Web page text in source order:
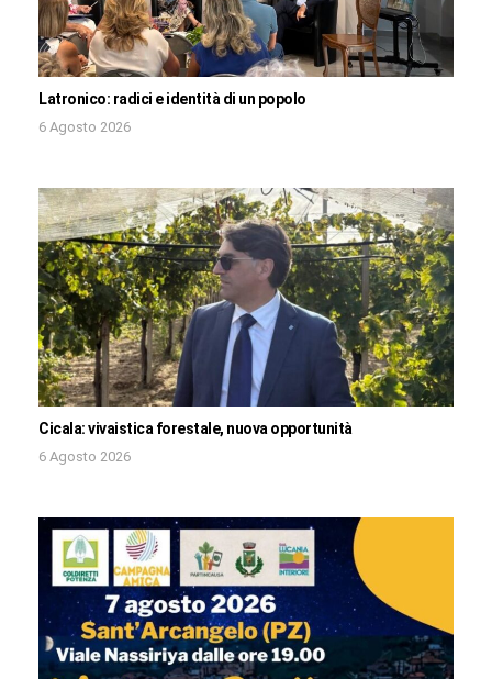
Latronico: radici e identità di un popolo
6 Agosto 2026
Cicala: vivaistica forestale, nuova opportunità
6 Agosto 2026